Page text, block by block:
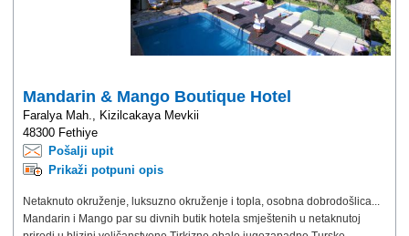
Mandarin & Mango Boutique Hotel
Faralya Mah., Kizilcakaya Mevkii
48300 Fethiye
Pošalji upit
Prikaži potpuni opis
Netaknuto okruženje, luksuzno okruženje i topla, osobna dobrodošlica...
Mandarin i Mango par su divnih butik hotela smještenih u netaknutoj